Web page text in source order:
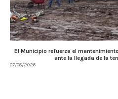
El Municipio refuerza el
ante la llegada de la
07/08/2026